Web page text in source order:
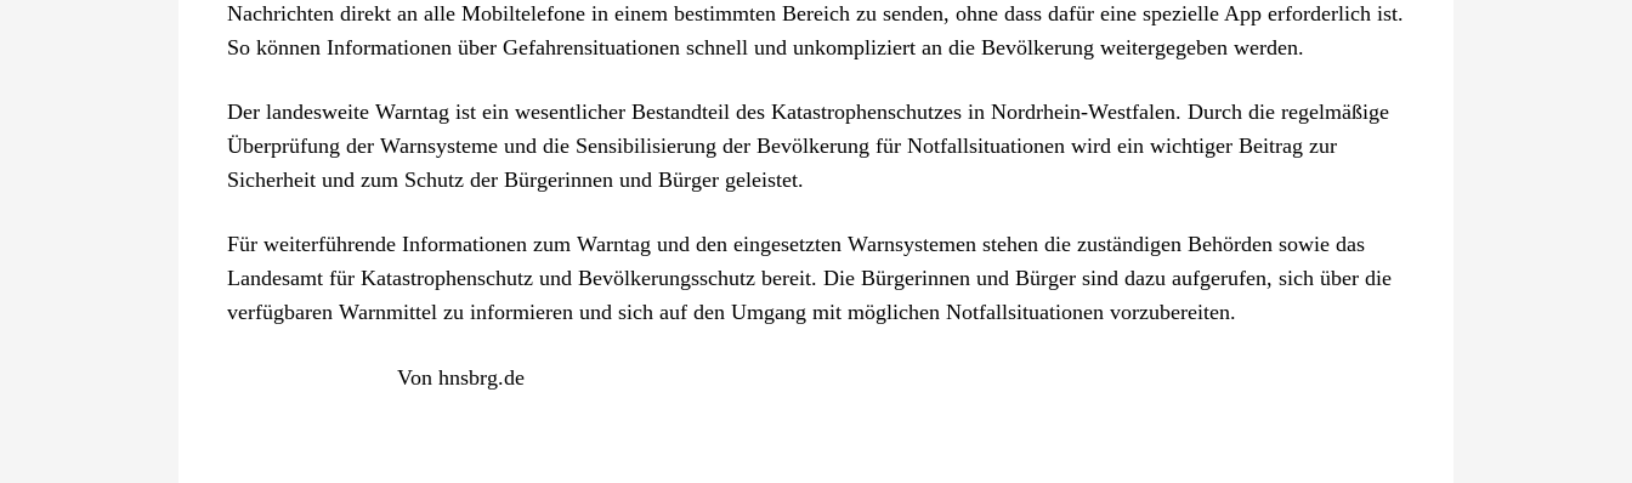
Nachrichten direkt an alle Mobiltelefone in einem bestimmten Bereich zu senden, ohne dass dafür eine spezielle App erforderlich ist.
So können Informationen über Gefahrensituationen schnell und unkompliziert an die Bevölkerung weitergegeben werden.
Der landesweite Warntag ist ein wesentlicher Bestandteil des Katastrophenschutzes in Nordrhein-Westfalen. Durch die regelmäßige
Überprüfung der Warnsysteme und die Sensibilisierung der Bevölkerung für Notfallsituationen wird ein wichtiger Beitrag zur
Sicherheit und zum Schutz der Bürgerinnen und Bürger geleistet.
Für weiterführende Informationen zum Warntag und den eingesetzten Warnsystemen stehen die zuständigen Behörden sowie das
Landesamt für Katastrophenschutz und Bevölkerungsschutz bereit. Die Bürgerinnen und Bürger sind dazu aufgerufen, sich über die
verfügbaren Warnmittel zu informieren und sich auf den Umgang mit möglichen Notfallsituationen vorzubereiten.
Von hnsbrg.de